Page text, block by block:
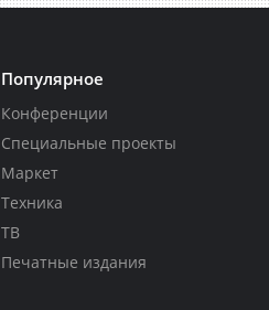
Популярное
Конференции
Специальные проекты
Маркет
Техника
ТВ
Печатные издания